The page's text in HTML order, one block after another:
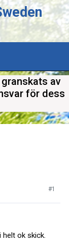
av
för dess
#1
helt ok skick.